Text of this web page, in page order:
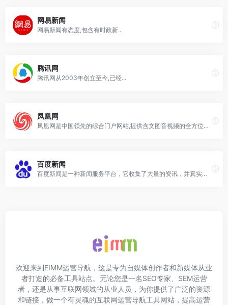
网易新闻
网易新闻有态度,包含有时政新...
腾讯网
腾讯网从2003年创立至今,已经...
凤凰网
凤凰网是中国领先的综合门户网站,提供含文图音视频的全方位综合新闻资讯、深度访谈、观点评论、财经产品、互动应用、分享社区等服务,同时与凤凰无线、凤凰宽频形成三屏联动
百度新闻
百度新闻是一种新闻服务平台，它收集了大量的资讯，并真实地反映了每时每刻的新闻热点。你可以使用它来搜索新闻事件、热点话题、人物动态、产品资讯等，以便快速了解它们的最新进展情况。
欢迎来到EIMM运营导航，这是专为自媒体创作者和新媒体从业
者打造的必备工具站点。无论您是一名SEO专家、SEM运营
者，还是从事互联网领域的从业人员，为你提供了广泛的资源
和链接，做一个有灵魂的互联网运营导航工具网站，提高运营